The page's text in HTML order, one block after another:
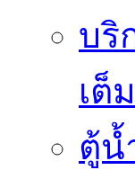
บริ
เต็
ตู้น้